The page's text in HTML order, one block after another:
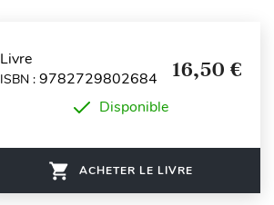
Livre
ISBN : 9782729802684 16,50 €
Disponible
ACHETER LE LIVRE